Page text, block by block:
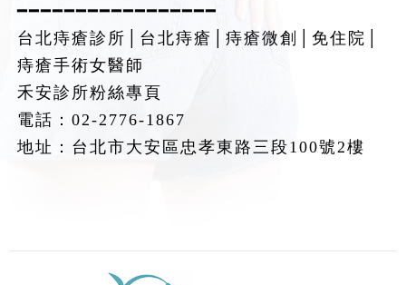
━━━━━━━━━━━━━━━━━
台北痔瘡診所│台北痔瘡│痔瘡微創│免住院│
痔瘡手術女醫師
禾安診所粉絲專頁
電話：02-2776-1867
地址：台北市大安區忠孝東路三段100號2樓